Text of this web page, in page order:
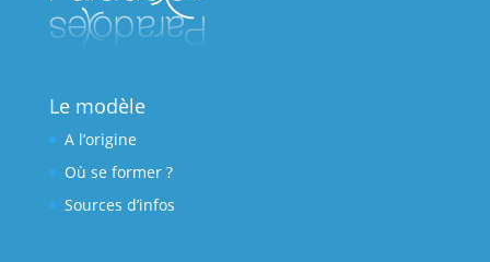
Le modèle
A l’origine
Où se former ?
Sources d’infos